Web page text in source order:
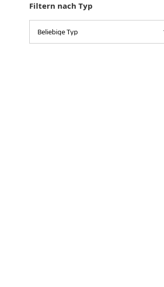
Filtern nach Typ